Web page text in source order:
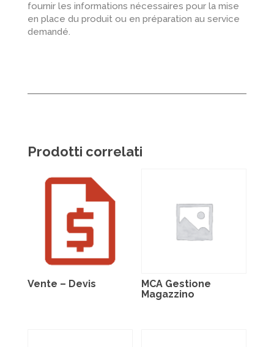
fournir les informations nécessaires pour la mise
en place du produit ou en préparation au service
demandé.
Prodotti correlati
Vente – Devis
MCA Gestione
Magazzino